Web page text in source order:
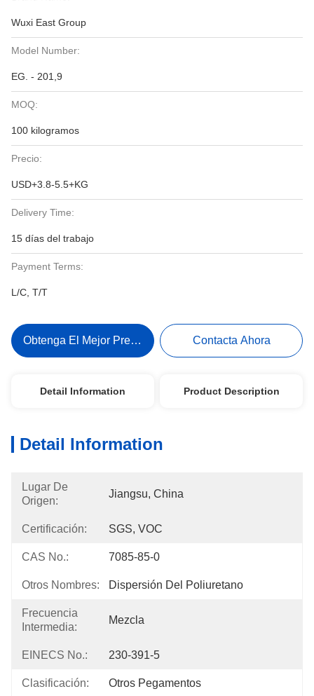
Wuxi East Group
Model Number:
EG. - 201,9
MOQ:
100 kilogramos
Precio:
USD+3.8-5.5+KG
Delivery Time:
15 días del trabajo
Payment Terms:
L/C, T/T
Obtenga El Mejor Precio Contacta Ahora
Detail Information Product Description
Detail Information
Lugar De
Origen:
Jiangsu, China
Certificación: SGS, VOC
CAS No.: 7085-85-0
Otros Nombres: Dispersión Del Poliuretano
Frecuencia
Intermedia:
Mezcla
EINECS No.: 230-391-5
Clasificación: Otros Pegamentos